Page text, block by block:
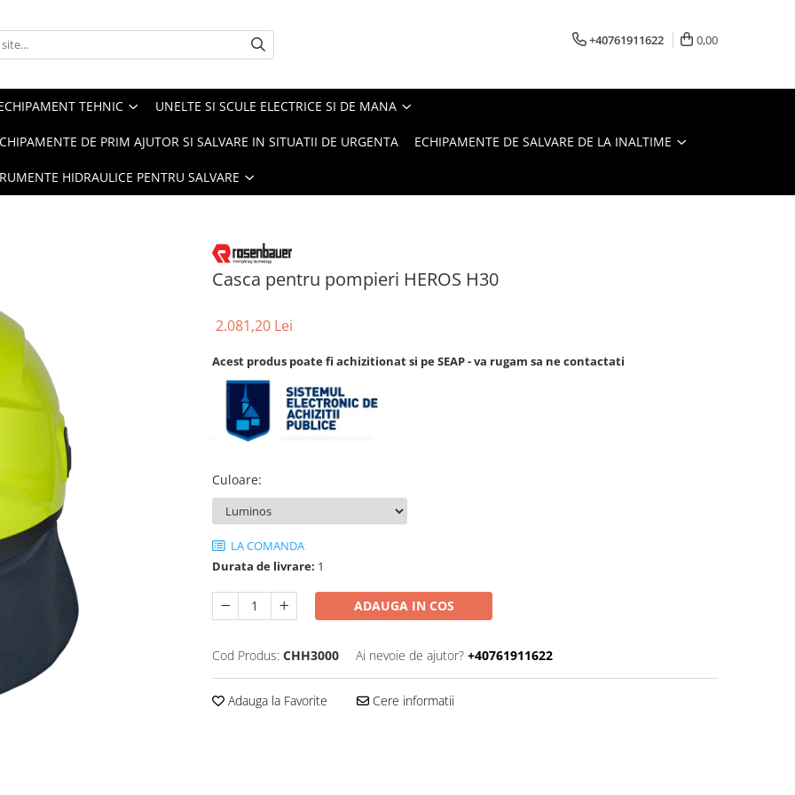
+40761911622 0,00
TEHNIC UNELTE SI SCULE ELECTRICE SI DE MANA
DE PRIM AJUTOR SI SALVARE IN SITUATII DE URGENTA ECHIPAMENTE DE SALVARE DE LA INALTIME
HIDRAULICE PENTRU SALVARE
Casca pentru pompieri HEROS H30
2.081,20 Lei
Acest produs poate fi achizitionat si pe SEAP - va rugam sa ne contactati
Culoare:
LA COMANDA
Durata de livrare: 1
ADAUGA IN COS
Cod Produs: CHH3000 Ai nevoie de ajutor? +40761911622
Adauga la Favorite Cere informatii